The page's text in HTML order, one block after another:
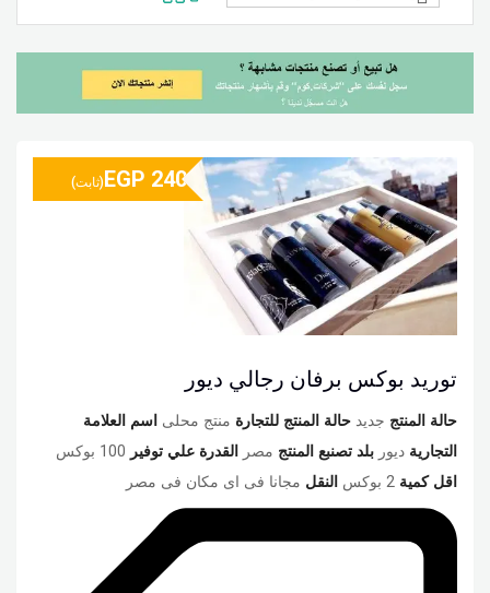
توريد بوكس برفان رجالي ديور
حالة المنتج جديد حالة المنتج للتجارة منتج محلى اسم العلامة
التجارية ديور بلد تصنبع المنتج مصر القدرة علي توفير 100 بوكس
اقل كمية 2 بوكس النقل مجانا فى اى مكان فى مصر
EGP 240 (ثابت)